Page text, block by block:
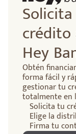
Hey
Obtén
forma fácil y
gestionar tu
totalmente en
Solicita tu
Elige la
Firma tu